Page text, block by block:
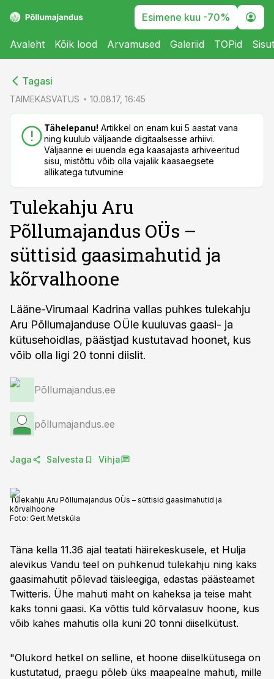
Esimene kuu -70%
Avaleht Kõik lood Arvamused Galeriid TOPid
Tagasi
TAIMEKASVATUS 10.08.17, 16:45
Tähelepanu! Artikkel on enam kui 5 aastat vana
ning kuulub väljaande digitaalsesse arhiivi.
Väljaanne ei uuenda ega kaasajasta arhiveeritud
sisu, mistõttu võib olla vajalik kaasaegsete
allikatega tutvumine
Tulekahju Aru
Põllumajandus OÜs –
süttisid gaasimahutid ja
kõrvalhoone
Lääne-Virumaal Kadrina vallas puhkes tulekahju
Aru Põllumajanduse OÜle kuuluvas gaasi- ja
kütusehoidlas, päästjad kustutavad hoonet, kus
võib olla ligi 20 tonni diislit.
Põllumajandus.ee
põllumajandus.ee
Jaga Salvesta Vihja
Tulekahju Aru Põllumajandus OÜs – süttisid gaasimahutid ja
kõrvalhoone
Foto: Gert Metsküla
Täna kella 11.36 ajal teatati häirekeskusele, et Hulja
alevikus Vandu teel on puhkenud tulekahju ning kaks
gaasimahutit põlevad täisleegiga, edastas päästeamet
Twitteris. Ühe mahuti maht on kaheksa ja teise maht
kaks tonni gaasi. Ka võttis tuld kõrvalasuv hoone, kus
võib kahes mahutis olla kuni 20 tonni diiselkütust.
"Olukord hetkel on selline, et hoone diiselkütusega on
kustutatud, praegu põleb üks maapealne mahuti, mille